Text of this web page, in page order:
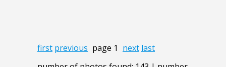
first previous page 1 next last